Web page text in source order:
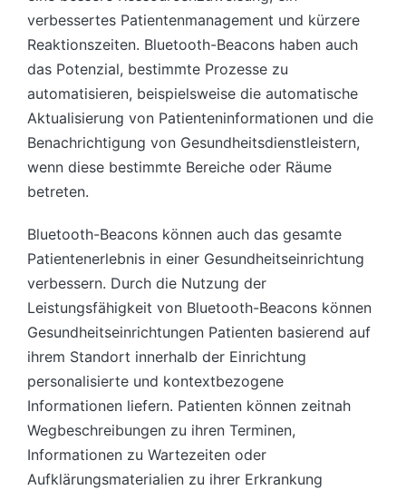
verbessertes Patientenmanagement und kürzere
Reaktionszeiten. Bluetooth-Beacons haben auch
das Potenzial, bestimmte Prozesse zu
automatisieren, beispielsweise die automatische
Aktualisierung von Patienteninformationen und die
Benachrichtigung von Gesundheitsdienstleistern,
wenn diese bestimmte Bereiche oder Räume
betreten.
Bluetooth-Beacons können auch das gesamte
Patientenerlebnis in einer Gesundheitseinrichtung
verbessern. Durch die Nutzung der
Leistungsfähigkeit von Bluetooth-Beacons können
Gesundheitseinrichtungen Patienten basierend auf
ihrem Standort innerhalb der Einrichtung
personalisierte und kontextbezogene
Informationen liefern. Patienten können zeitnah
Wegbeschreibungen zu ihren Terminen,
Informationen zu Wartezeiten oder
Aufklärungsmaterialien zu ihrer Erkrankung